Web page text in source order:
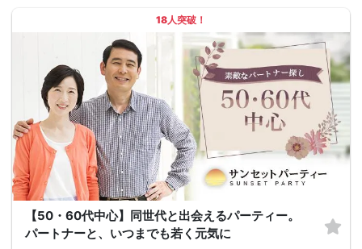
18人突破！
【50・60代中心】同世代と出会えるパーティー。
パートナーと、いつまでも若く元気に